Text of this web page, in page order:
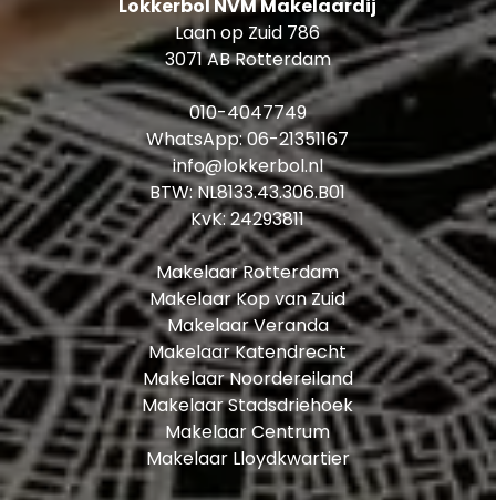
Lokkerbol NVM Makelaardij
Laan op Zuid 786
3071 AB Rotterdam
010-4047749
WhatsApp:06-21351167
info@lokkerbol.nl
BTW: NL8133.43.306.B01
KvK: 24293811
Makelaar Rotterdam
Makelaar Kop van Zuid
Makelaar Veranda
Makelaar Katendrecht
Makelaar Noordereiland
Makelaar Stadsdriehoek
Makelaar Centrum
Makelaar Lloydkwartier